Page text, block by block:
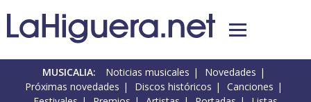
MUSICALIA: Noticias musicales
Novedades
Próximas novedades
Discos históricos
Canciones